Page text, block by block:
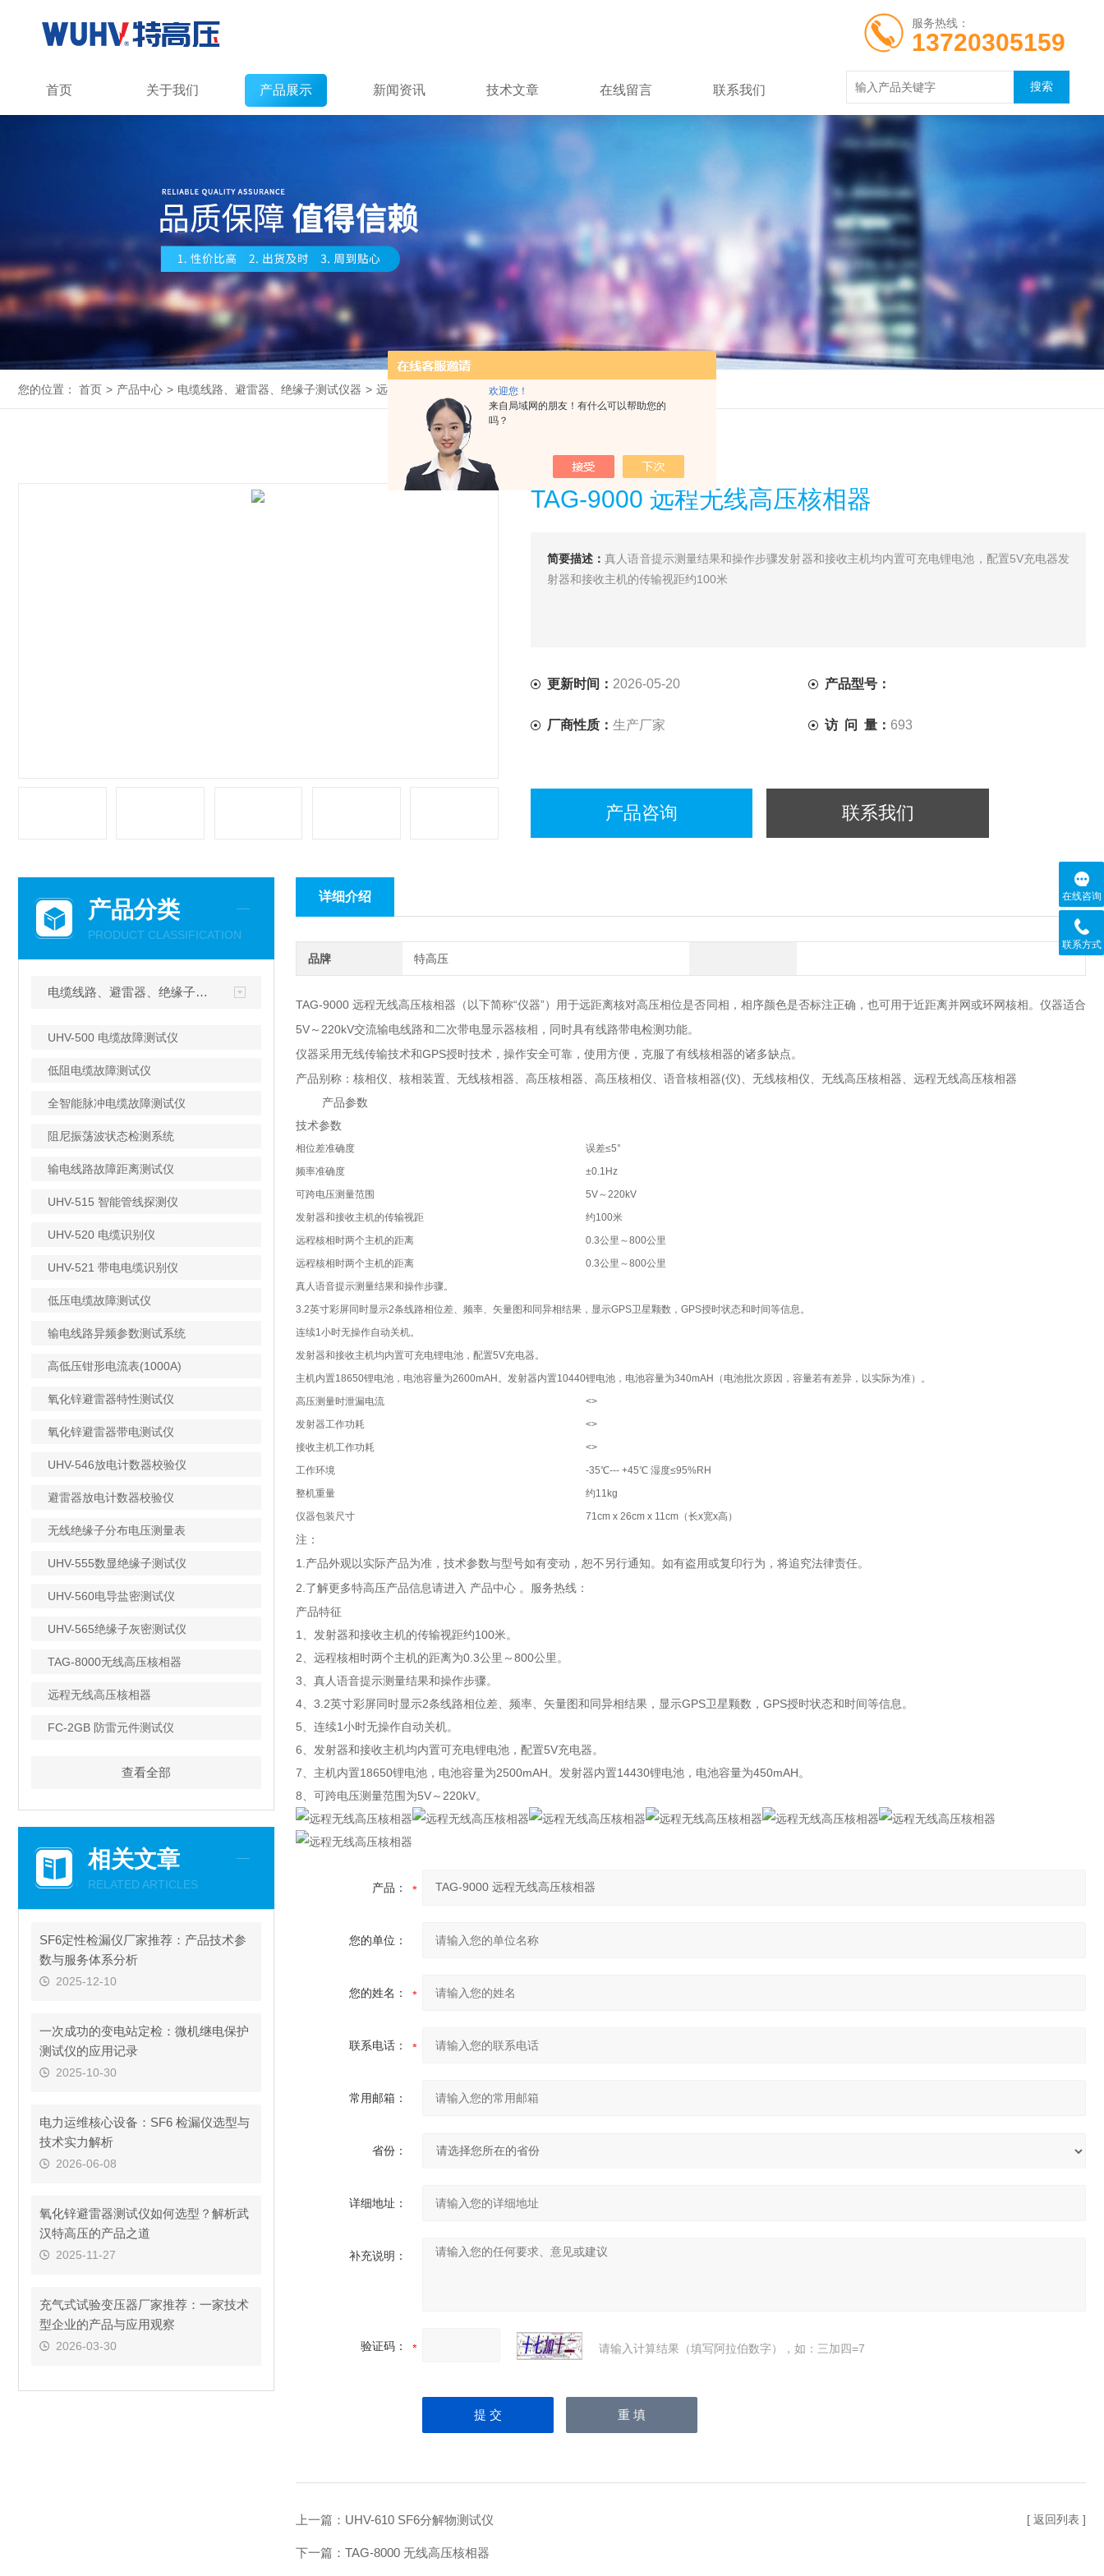
欢迎您！
来自局域网的朋友！有什么可以帮助您的
吗？
服务热线：
13720305159
首页 关于我们 产品展示 新闻资讯 技术文章 在线留言 联系我们
您的位置： 首页 > 产品中心 > 电缆线路、避雷器、绝缘子测试仪器 > 远程无线高压核相器 > TAG-9000 远程无线高压核相器
TAG-9000 远程无线高压核相器
简要描述：真人语音提示测量结果和操作步骤发射器和接收主机均内置可充电锂电池，配置5V充电器发
射器和接收主机的传输视距约100米
更新时间： 2026-05-20 产品型号：
厂商性质： 生产厂家 访 问 量： 693
产品咨询 联系我们
产品分类
PRODUCT CLASSIFICATION
电缆线路、避雷器、绝缘子测试仪器
UHV-500 电缆故障测试仪
低阻电缆故障测试仪
全智能脉冲电缆故障测试仪
阻尼振荡波状态检测系统
输电线路故障距离测试仪
UHV-515 智能管线探测仪
UHV-520 电缆识别仪
UHV-521 带电电缆识别仪
低压电缆故障测试仪
输电线路异频参数测试系统
高低压钳形电流表(1000A)
氧化锌避雷器特性测试仪
氧化锌避雷器带电测试仪
UHV-546放电计数器校验仪
避雷器放电计数器校验仪
无线绝缘子分布电压测量表
UHV-555数显绝缘子测试仪
UHV-560电导盐密测试仪
UHV-565绝缘子灰密测试仪
TAG-8000无线高压核相器
远程无线高压核相器
FC-2GB 防雷元件测试仪
查看全部
相关文章
RELATED ARTICLES
SF6定性检漏仪厂家推荐：产品技术参
数与服务体系分析
2025-12-10
一次成功的变电站定检：微机继电保护
测试仪的应用记录
2025-10-30
电力运维核心设备：SF6 检漏仪选型与
技术实力解析
2026-06-08
氧化锌避雷器测试仪如何选型？解析武
汉特高压的产品之道
2025-11-27
充气式试验变压器厂家推荐：一家技术
型企业的产品与应用观察
2026-03-30
详细介绍
品牌 特高压
TAG-9000 远程无线高压核相器（以下简称“仪器”）用于远距离核对高压相位是否同相，相序颜色是否标注正确，也可用于近距离并网或环网核相。仪器适合
5V～220kV交流输电线路和二次带电显示器核相，同时具有线路带电检测功能。
仪器采用无线传输技术和GPS授时技术，操作安全可靠，使用方便，克服了有线核相器的诸多缺点。
产品别称：核相仪、核相装置、无线核相器、高压核相器、高压核相仪、语音核相器(仪)、无线核相仪、无线高压核相器、远程无线高压核相器
产品参数
技术参数
相位差准确度
误差≤5°
频率准确度
±0.1Hz
可跨电压测量范围
5V～220kV
发射器和接收主机的传输视距
约100米
远程核相时两个主机的距离
0.3公里～800公里
远程核相时两个主机的距离
0.3公里～800公里
真人语音提示测量结果和操作步骤。
3.2英寸彩屏同时显示2条线路相位差、频率、矢量图和同异相结果，显示GPS卫星颗数，GPS授时状态和时间等信息。
连续1小时无操作自动关机。
发射器和接收主机均内置可充电锂电池，配置5V充电器。
主机内置18650锂电池，电池容量为2600mAH。发射器内置10440锂电池，电池容量为340mAH（电池批次原因，容量若有差异，以实际为准）。
高压测量时泄漏电流
<>
发射器工作功耗
<>
接收主机工作功耗
<>
工作环境
-35℃--- +45℃ 湿度≤95%RH
整机重量
约11kg
仪器包装尺寸
71cm x 26cm x 11cm（长x宽x高）
注：
1.产品外观以实际产品为准，技术参数与型号如有变动，恕不另行通知。如有盗用或复印行为，将追究法律责任。
2.了解更多特高压产品信息请进入 产品中心 。服务热线：
产品特征
1、发射器和接收主机的传输视距约100米。
2、远程核相时两个主机的距离为0.3公里～800公里。
3、真人语音提示测量结果和操作步骤。
4、3.2英寸彩屏同时显示2条线路相位差、频率、矢量图和同异相结果，显示GPS卫星颗数，GPS授时状态和时间等信息。
5、连续1小时无操作自动关机。
6、发射器和接收主机均内置可充电锂电池，配置5V充电器。
7、主机内置18650锂电池，电池容量为2500mAH。发射器内置14430锂电池，电池容量为450mAH。
8、可跨电压测量范围为5V～220kV。
产品：
您的单位：
您的姓名：
联系电话：
常用邮箱：
省份：
详细地址：
补充说明：
验证码： 请输入计算结果（填写阿拉伯数字），如：三加四=7
上一篇： UHV-610 SF6分解物测试仪
下一篇： TAG-8000 无线高压核相器
[ 返回列表 ]
在线咨询
联系方式